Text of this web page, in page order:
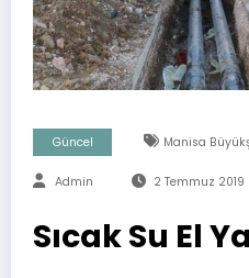
Güncel Manisa
Admin 2 Temmuz 2019
Sıcak Su El